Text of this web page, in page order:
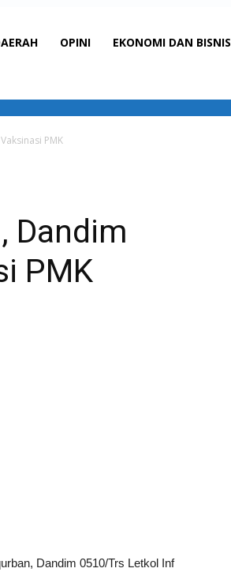
OPINI EKONOMI DAN BISNIS
PMK
Dandim
PMK
Dandim 0510/Trs Letkol Inf